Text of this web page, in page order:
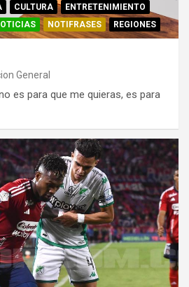
CULTURA
ENTRETENIMIENTO
NOTIFRASES REGIONES
General
es para que me quieras, es para